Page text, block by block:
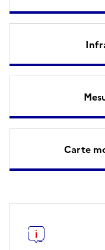
Carte